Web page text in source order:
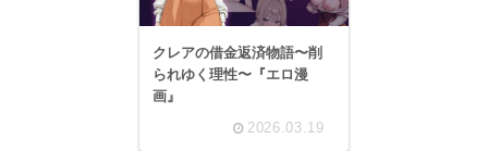
クレアの借金返済物語〜削
られゆく理性〜『エロ漫
画』
2026.03.19